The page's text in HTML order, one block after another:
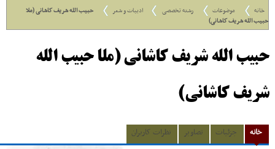
خانه موضوعات رشته تخصصی ادبیات و شعر
حبیب الله شریف کاشانی (ملا
حبیب الله شریف کاشانی)
حبیب الله شریف کاشانی (ملا حبیب الله
شریف کاشانی)
خانه جزئیات تصاویر نظرات کاربران